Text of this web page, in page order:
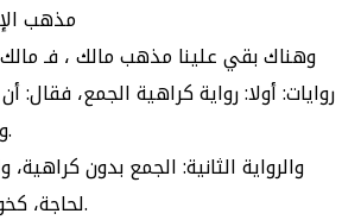
مذهب
وهناك بقي علينا مذهب مالك ، فـ
روايات: أولا: رواية كراهية الجمع،
وقته في سفره أولى.
والرواية الثانية: الجمع بدون
لحاجة، كخوف أن تفوته مصلحة.